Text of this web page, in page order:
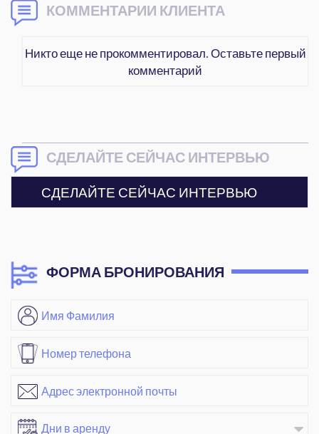
КОММЕНТАРИИ КЛИЕНТА
Никто еще не прокомментировал. Оставьте первый
комментарий
СДЕЛАЙТЕ СЕЙЧАС ИНТЕРВЬЮ
СДЕЛАЙТЕ СЕЙЧАС ИНТЕРВЬЮ
ФОРМА БРОНИРОВАНИЯ